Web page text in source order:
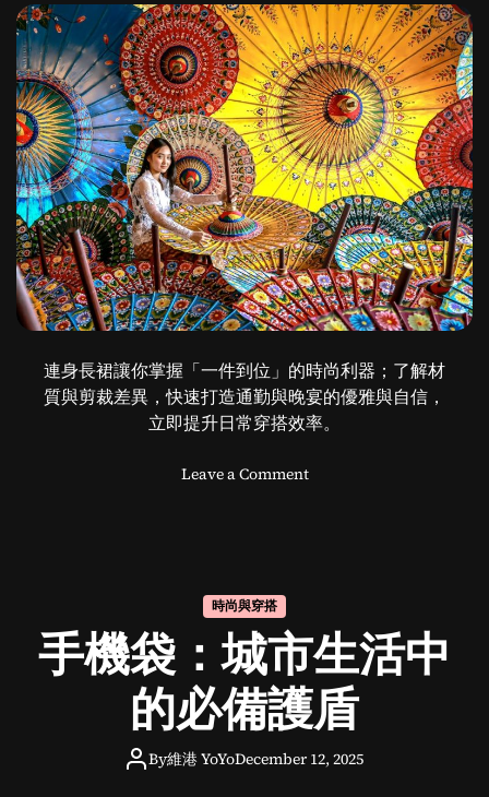
受
時
尚
生
活
連身長裙讓你掌握「一件到位」的時尚利器；了解材
質與剪裁差異，快速打造通勤與晚宴的優雅與自信，
立即提升日常穿搭效率。
Leave a Commento
打
造
完
美
魅
力
時尚與穿搭
手機袋：城市生活中
的必備護盾
By維港 YoYoDecember 12, 2025